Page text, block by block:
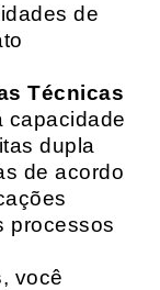
de
Técnicas
capacidade
dupla
de acordo
processos
, você